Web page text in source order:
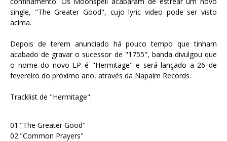
single, "The Greater Good", cujo lyric video pode ser visto
acima.
Depois de terem anunciado há pouco tempo que tinham
acabado de gravar o sucessor de "1755", banda divulgou que
o nome do novo LP é "Hermitage" e será lançado a 26 de
fevereiro do próximo ano, através da Napalm Records.
Tracklist de "Hermitage":
01."The Greater Good"
02."Common Prayers"